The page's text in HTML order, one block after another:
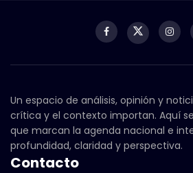
Un espacio de análisis, opinión y
crítica y el contexto importan. Aquí
que marcan la agenda nacional e
profundidad, claridad y perspectiva.
Contacto